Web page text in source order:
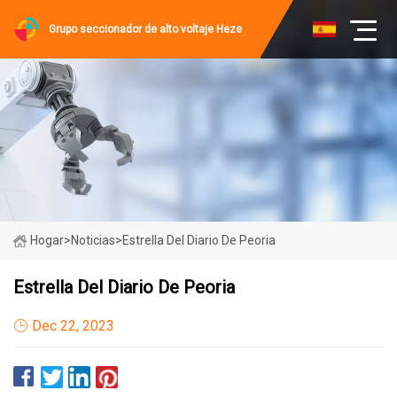
Grupo seccionador de alto voltaje Heze
Hogar>Noticias>Estrella Del Diario De Peoria
Estrella Del Diario De Peoria
Dec 22, 2023